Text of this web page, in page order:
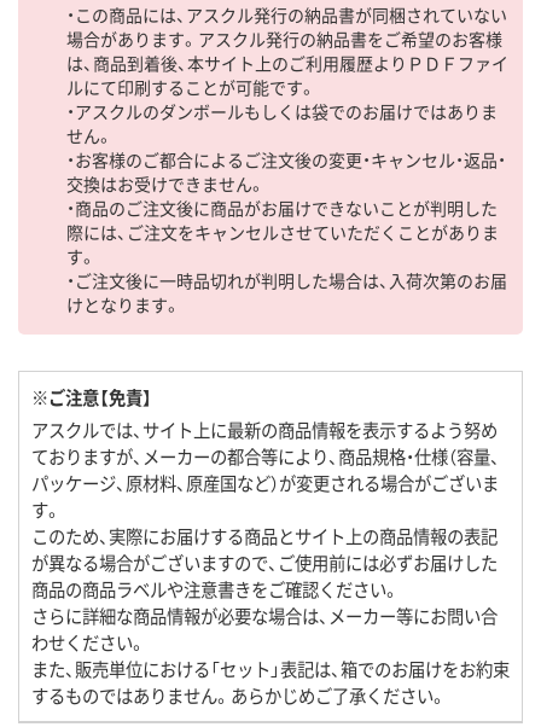
・この商品には、アスクル発行の納品書が同梱されていない
場合があります。アスクル発行の納品書をご希望のお客様
は、商品到着後、本サイト上のご利用履歴よりＰＤＦファイ
ルにて印刷することが可能です。
・アスクルのダンボールもしくは袋でのお届けではありま
せん。
・お客様のご都合によるご注文後の変更・キャンセル・返品・
交換はお受けできません。
・商品のご注文後に商品がお届けできないことが判明した
際には、ご注文をキャンセルさせていただくことがありま
す。
・ご注文後に一時品切れが判明した場合は、入荷次第のお届
けとなります。
※ご注意【免責】
アスクルでは、サイト上に最新の商品情報を表示するよう努め
ておりますが、メーカーの都合等により、商品規格・仕様（容量、
パッケージ、原材料、原産国など）が変更される場合がございま
す。
このため、実際にお届けする商品とサイト上の商品情報の表記
が異なる場合がございますので、ご使用前には必ずお届けした
商品の商品ラベルや注意書きをご確認ください。
さらに詳細な商品情報が必要な場合は、メーカー等にお問い合
わせください。
また、販売単位における「セット」表記は、箱でのお届けをお約束
するものではありません。あらかじめご了承ください。